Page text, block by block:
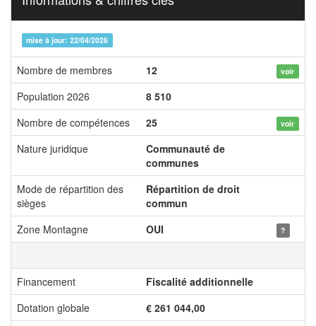
mise à jour: 22/04/2026
Nombre de membres 12 voir
Population 2026
8 510
Nombre de compétences
25 voir
Nature juridique
Communauté de
communes
Mode de répartition des
sièges
Répartition de droit
commun
Zone Montagne
OUI ?
Financement
Fiscalité additionnelle
Dotation globale
€ 261 044,00